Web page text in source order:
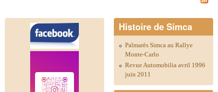
Histoire de Simca
Palmarès Simca au Rallye
Monte-Carlo
Revue Automobilia avril 1996
juin 2011